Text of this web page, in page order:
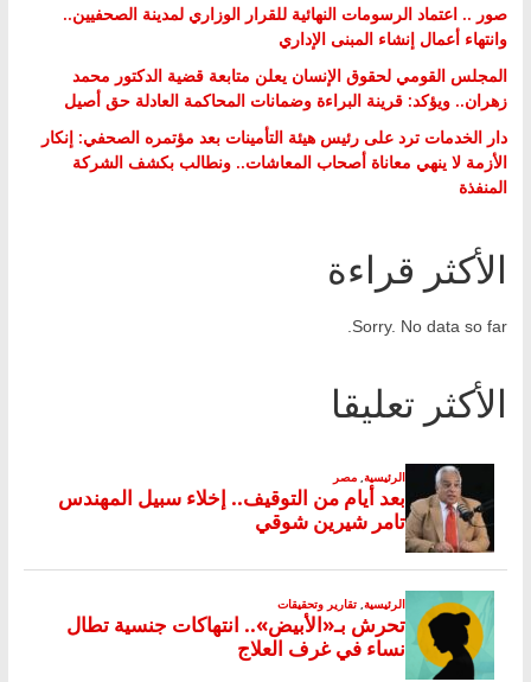
صور .. اعتماد الرسومات النهائية للقرار الوزاري لمدينة الصحفيين..
وانتهاء أعمال إنشاء المبنى الإداري
المجلس القومي لحقوق الإنسان يعلن متابعة قضية الدكتور محمد
زهران.. ويؤكد: قرينة البراءة وضمانات المحاكمة العادلة حق أصيل
دار الخدمات ترد على رئيس هيئة التأمينات بعد مؤتمره الصحفي: إنكار
الأزمة لا ينهي معاناة أصحاب المعاشات.. ونطالب بكشف الشركة
المنفذة
الأكثر قراءة
Sorry. No data so far.
الأكثر تعليقا